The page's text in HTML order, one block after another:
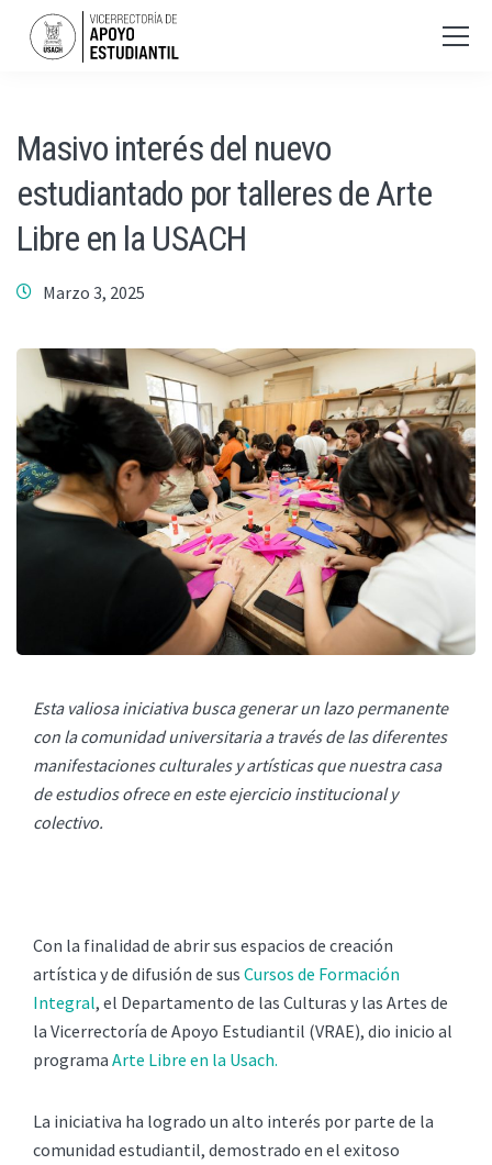
Masivo interés del nuevo
estudiantado por talleres de Arte
Libre en la USACH
Marzo 3, 2025
Esta valiosa iniciativa busca generar un lazo permanente
con la comunidad universitaria a través de las diferentes
manifestaciones culturales y artísticas que nuestra casa
de estudios ofrece en este ejercicio institucional y
colectivo.
Con la finalidad de abrir sus espacios de creación
artística y de difusión de sus Cursos de Formación
Integral, el Departamento de las Culturas y las Artes de
la Vicerrectoría de Apoyo Estudiantil (VRAE), dio inicio al
programa Arte Libre en la Usach.
La iniciativa ha logrado un alto interés por parte de la
comunidad estudiantil, demostrado en el exitoso